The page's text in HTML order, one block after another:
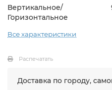
Вертикальное/
Горизонтальное
Все характеристики
Распечатать
Доставка по городу,